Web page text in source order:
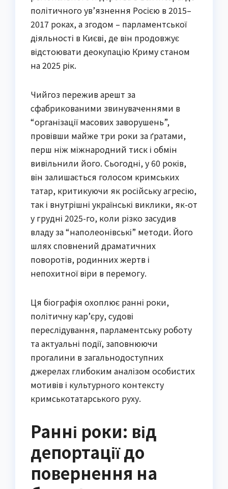
політичного ув’язнення Росією в 2015–
2017 роках, а згодом – парламентської
діяльності в Києві, де він продовжує
відстоювати деокупацію Криму станом
на 2025 рік.
Чийгоз пережив арешт за
сфабрикованими звинуваченнями в
“організації масових заворушень”,
провівши майже три роки за ґратами,
перш ніж міжнародний тиск і обмін
вивільнили його. Сьогодні, у 60 років,
він залишається голосом кримських
татар, критикуючи як російську агресію,
так і внутрішні українські виклики, як-от
у грудні 2025-го, коли різко засудив
владу за “наполеонівські” методи. Його
шлях сповнений драматичних
поворотів, родинних жертв і
непохитної віри в перемогу.
Ця біографія охоплює ранні роки,
політичну кар’єру, судові
переслідування, парламентську роботу
та актуальні події, заповнюючи
прогалини в загальнодоступних
джерелах глибоким аналізом особистих
мотивів і культурного контексту
кримськотатарського руху.
Ранні роки: від
депортації до
повернення на